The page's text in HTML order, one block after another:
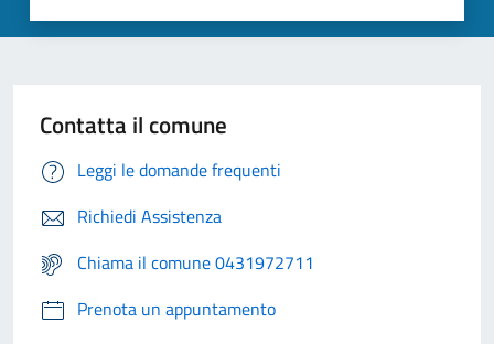
Contatta il comune
Leggi le domande frequenti
Richiedi Assistenza
Chiama il comune 0431972711
Prenota un appuntamento